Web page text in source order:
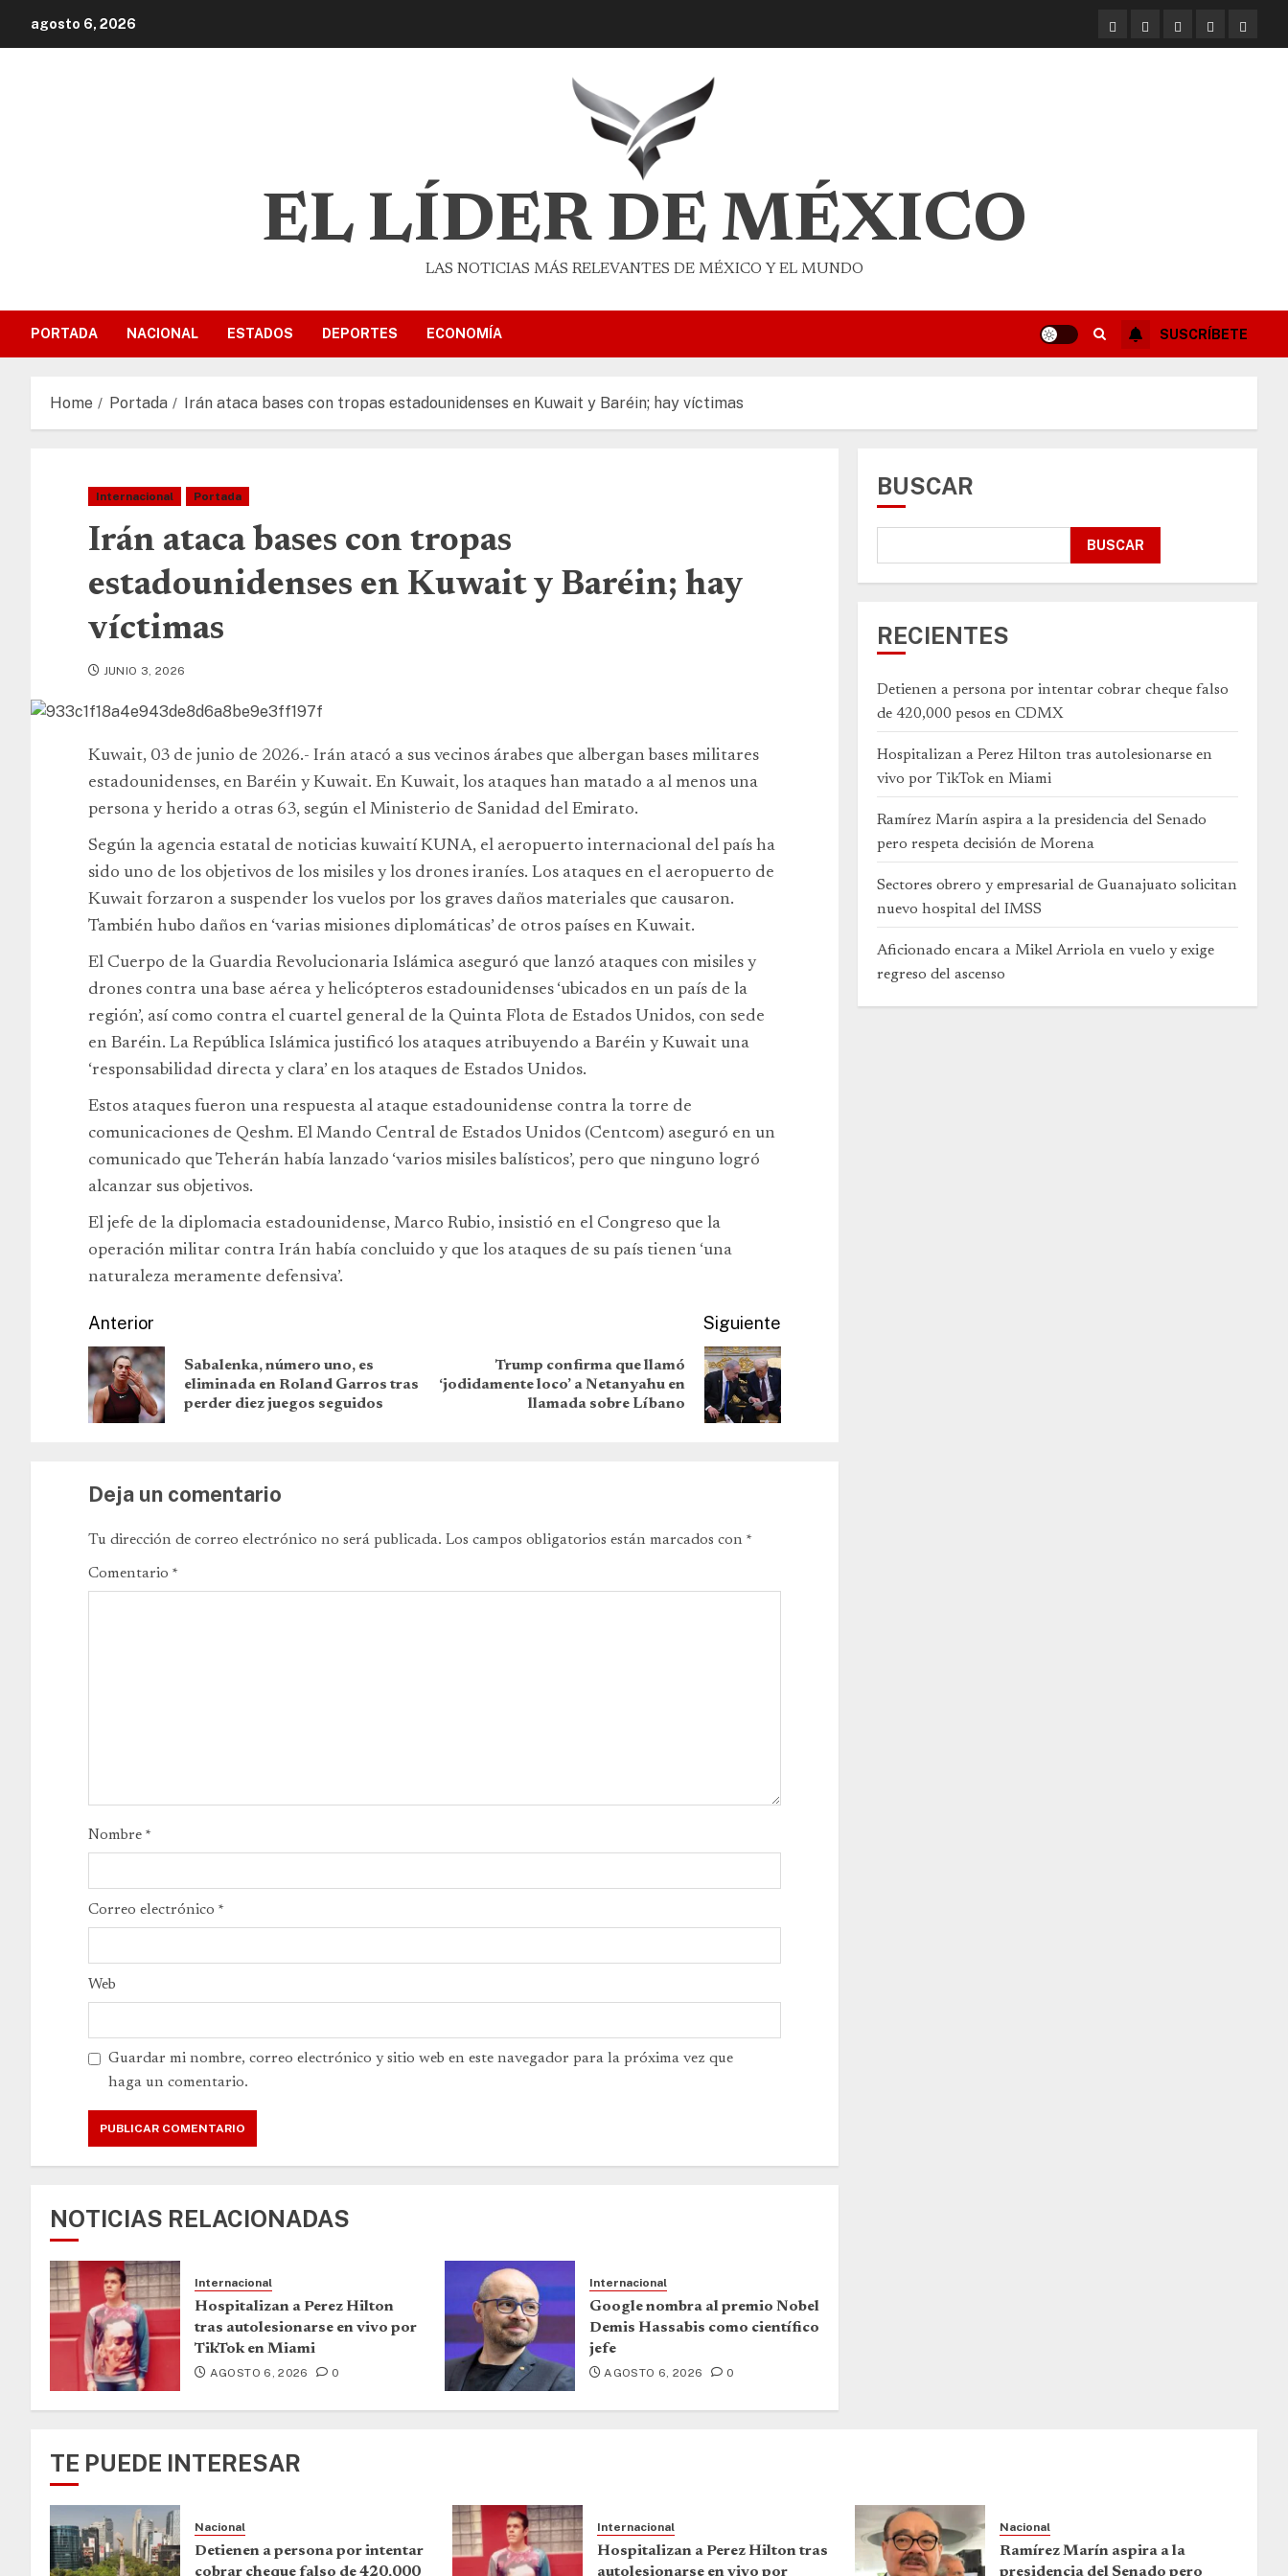
agosto 6, 2026
EL LÍDER DE MÉXICO
LAS NOTICIAS MÁS RELEVANTES DE MÉXICO Y EL MUNDO
PORTADA NACIONAL ESTADOS DEPORTES ECONOMÍA SUSCRÍBETE
Home Portada Irán ataca bases con tropas estadounidenses en Kuwait y Baréin; hay víctimas
Internacional Portada
Irán ataca bases con tropas
estadounidenses en Kuwait y Baréin; hay
víctimas
JUNIO 3, 2026
Kuwait, 03 de junio de 2026.- Irán atacó a sus vecinos árabes que albergan bases militares
estadounidenses, en Baréin y Kuwait. En Kuwait, los ataques han matado a al menos una
persona y herido a otras 63, según el Ministerio de Sanidad del Emirato.
Según la agencia estatal de noticias kuwaití KUNA, el aeropuerto internacional del país ha
sido uno de los objetivos de los misiles y los drones iraníes. Los ataques en el aeropuerto de
Kuwait forzaron a suspender los vuelos por los graves daños materiales que causaron.
También hubo daños en ‘varias misiones diplomáticas’ de otros países en Kuwait.
El Cuerpo de la Guardia Revolucionaria Islámica aseguró que lanzó ataques con misiles y
drones contra una base aérea y helicópteros estadounidenses ‘ubicados en un país de la
región’, así como contra el cuartel general de la Quinta Flota de Estados Unidos, con sede
en Baréin. La República Islámica justificó los ataques atribuyendo a Baréin y Kuwait una
‘responsabilidad directa y clara’ en los ataques de Estados Unidos.
Estos ataques fueron una respuesta al ataque estadounidense contra la torre de
comunicaciones de Qeshm. El Mando Central de Estados Unidos (Centcom) aseguró en un
comunicado que Teherán había lanzado ‘varios misiles balísticos’, pero que ninguno logró
alcanzar sus objetivos.
El jefe de la diplomacia estadounidense, Marco Rubio, insistió en el Congreso que la
operación militar contra Irán había concluido y que los ataques de su país tienen ‘una
naturaleza meramente defensiva’.
Anterior
Sabalenka, número uno, es
eliminada en Roland Garros tras
perder diez juegos seguidos
Siguiente
Trump confirma que llamó
‘jodidamente loco’ a Netanyahu en
llamada sobre Líbano
Deja un comentario
Tu dirección de correo electrónico no será publicada. Los campos obligatorios están marcados con *
Comentario *
Nombre *
Correo electrónico *
Web
Guardar mi nombre, correo electrónico y sitio web en este navegador para la próxima vez que
haga un comentario.
NOTICIAS RELACIONADAS
Internacional
Hospitalizan a Perez Hilton
tras autolesionarse en vivo por
TikTok en Miami
AGOSTO 6, 2026 0
Internacional
Google nombra al premio Nobel
Demis Hassabis como científico
jefe
AGOSTO 6, 2026 0
BUSCAR
BUSCAR
RECIENTES
Detienen a persona por intentar cobrar cheque falso
de 420,000 pesos en CDMX
Hospitalizan a Perez Hilton tras autolesionarse en
vivo por TikTok en Miami
Ramírez Marín aspira a la presidencia del Senado
pero respeta decisión de Morena
Sectores obrero y empresarial de Guanajuato solicitan
nuevo hospital del IMSS
Aficionado encara a Mikel Arriola en vuelo y exige
regreso del ascenso
TE PUEDE INTERESAR
Nacional
Detienen a persona por intentar
cobrar cheque falso de 420,000
Internacional
Hospitalizan a Perez Hilton tras
autolesionarse en vivo por
Nacional
Ramírez Marín aspira a la
presidencia del Senado pero